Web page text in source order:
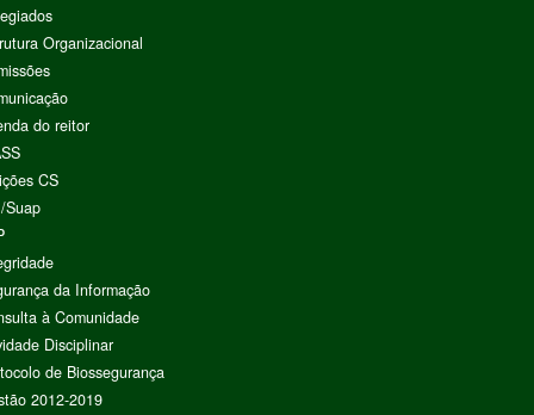
Organizacional
do reitor
CS
Suap
da Informação
à Comunidade
Disciplinar
de Biossegurança
2012-2019